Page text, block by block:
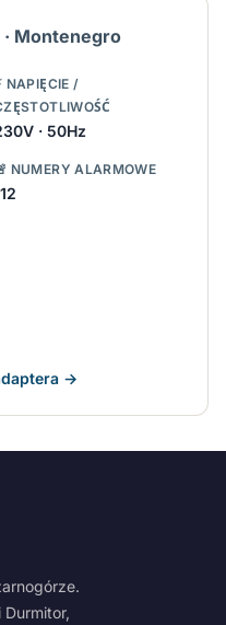
Montenegro
NAPIĘCIE /
· 50Hz
NUMERY ALARMOWE
→
Durmitor,